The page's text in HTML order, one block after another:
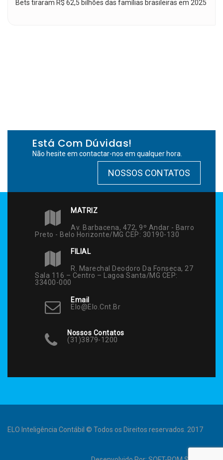
Bets tiraram R$ 62,5 bilhões das famílias brasileiras em 2025
Está Com Dúvidas!
Não hesite em contactar-nos em qualquer hora.
NOSSOS CONTATOS
MATRIZ
Av. Barbacena, 472, 9º Andar - Barro
Preto - Belo Horizonte/MG CEP: 30190-130
FILIAL
R. Marechal Deodoro Da Fonseca, 27
Sala 116 – Centro – Lagoa Santa/MG CEP:
33400-000
Email
Elo@elo.cnt.br
Nossos Contatos
(31)3879-1200
ELO Inteligência Contábil © Todos os Direitos reservados. 2017